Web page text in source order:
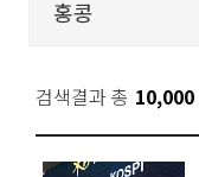
검색결과 총 10,000